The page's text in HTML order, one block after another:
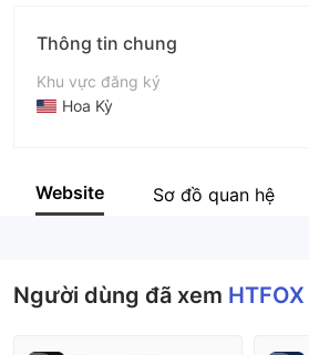
Thông tin chung
Khu vực đăng ký
Hoa Kỳ
Tên công ty
Website Sơ đồ quan hệ
Người dùng đã xem HTFOX